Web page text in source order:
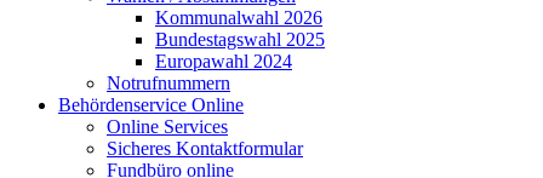
Kommunalwahl 2026
Bundestagswahl 2025
Europawahl 2024
Notrufnummern
Behördenservice Online
Online Services
Sicheres Kontaktformular
Fundbüro online